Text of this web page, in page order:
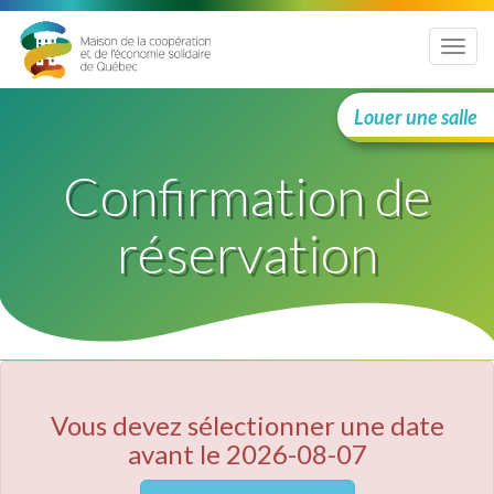
Menu
Louer une salle
Confirmation de
réservation
Vous devez sélectionner une date
avant le 2026-08-07